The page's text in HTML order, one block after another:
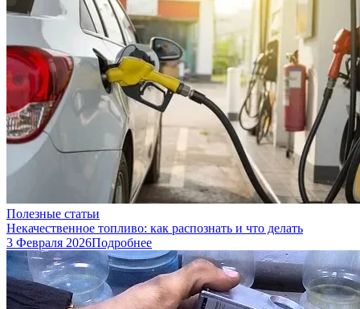
Полезные статьи
Некачественное топливо: как распознать и что делать
3 Февраля 2026Подробнее